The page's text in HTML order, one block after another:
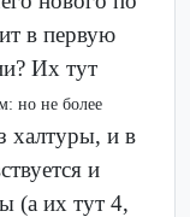
в первую
Их тут
но не более
халтуры, и в
и
(а их тут 4,